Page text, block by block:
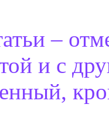
–
и с